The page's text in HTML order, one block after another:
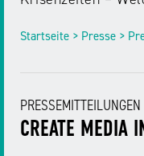
Standort
NRW
Preis
Partizipation
Startseite > Presse >
PRESSEMITTEILUNGEN
CREATE MEDIA